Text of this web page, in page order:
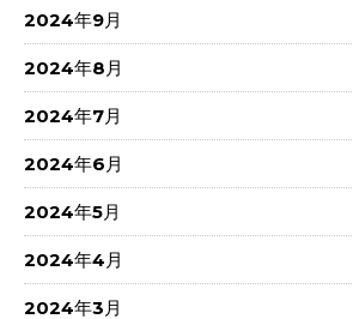
2024年9月
2024年8月
2024年7月
2024年6月
2024年5月
2024年4月
2024年3月